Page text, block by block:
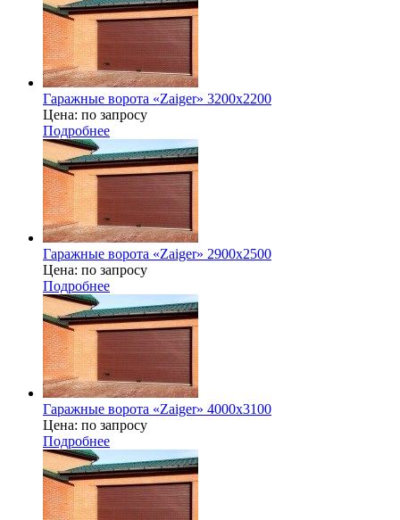
Гаражные ворота «Zaiger» 3200х2200
Цена: по запросу
Подробнее
Гаражные ворота «Zaiger» 2900х2500
Цена: по запросу
Подробнее
Гаражные ворота «Zaiger» 4000x3100
Цена: по запросу
Подробнее